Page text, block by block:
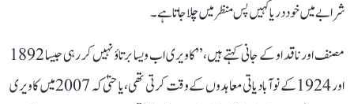
شرابے میں خود دریا کہیں پس منظر میں چلا جاتا ہے۔
مصنف اور ناقد او کے جانی کہتے ہیں، ’’کاویری اب ویسا برتاؤ نہیں کر رہی جیسا 1892
اور 1924 کے نوآبادیاتی معاہدوں کے وقت کرتی تھی، یا حتیٰ کہ 2007 میں کاویری